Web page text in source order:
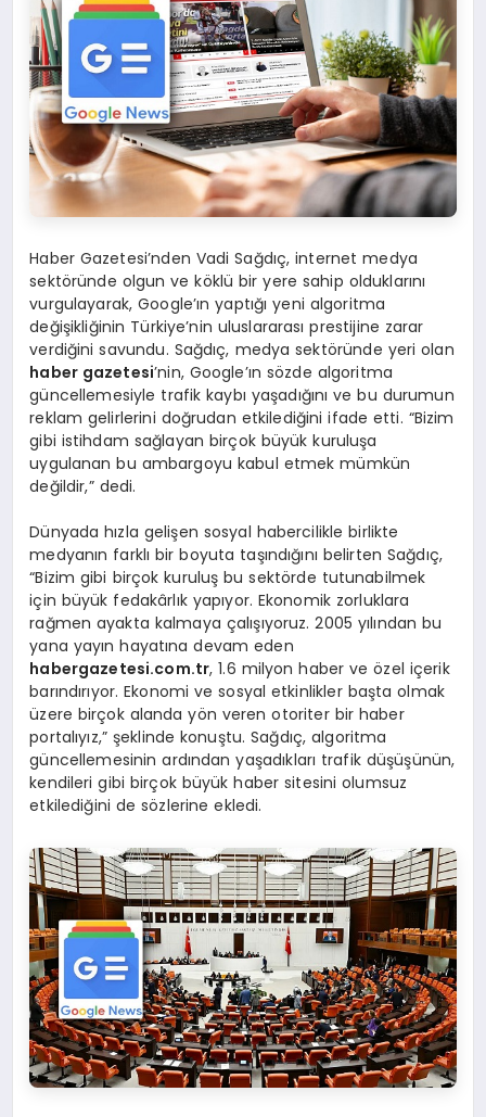
Haber Gazetesi’nden Vadi Sağdıç, internet medya
sektöründe olgun ve köklü bir yere sahip olduklarını
vurgulayarak, Google’ın yaptığı yeni algoritma
değişikliğinin Türkiye’nin uluslararası prestijine zarar
verdiğini savundu. Sağdıç, medya sektöründe yeri olan
haber gazetesi’nin, Google’ın sözde algoritma
güncellemesiyle trafik kaybı yaşadığını ve bu durumun
reklam gelirlerini doğrudan etkilediğini ifade etti. “Bizim
gibi istihdam sağlayan birçok büyük kuruluşa
uygulanan bu ambargoyu kabul etmek mümkün
değildir,” dedi.
Dünyada hızla gelişen sosyal habercilikle birlikte
medyanın farklı bir boyuta taşındığını belirten Sağdıç,
“Bizim gibi birçok kuruluş bu sektörde tutunabilmek
için büyük fedakârlık yapıyor. Ekonomik zorluklara
rağmen ayakta kalmaya çalışıyoruz. 2005 yılından bu
yana yayın hayatına devam eden
habergazetesi.com.tr, 1.6 milyon haber ve özel içerik
barındırıyor. Ekonomi ve sosyal etkinlikler başta olmak
üzere birçok alanda yön veren otoriter bir haber
portalıyız,” şeklinde konuştu. Sağdıç, algoritma
güncellemesinin ardından yaşadıkları trafik düşüşünün,
kendileri gibi birçok büyük haber sitesini olumsuz
etkilediğini de sözlerine ekledi.